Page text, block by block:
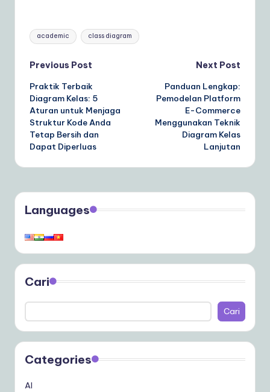
Tags:
academic class diagram
Post
navigation
Previous Post
Praktik Terbaik
Diagram Kelas: 5
Aturan untuk Menjaga
Struktur Kode Anda
Tetap Bersih dan
Dapat Diperluas
Next Post
Panduan Lengkap:
Pemodelan Platform
E-Commerce
Menggunakan Teknik
Diagram Kelas
Lanjutan
Languages
Cari
Cari
Categories
AI